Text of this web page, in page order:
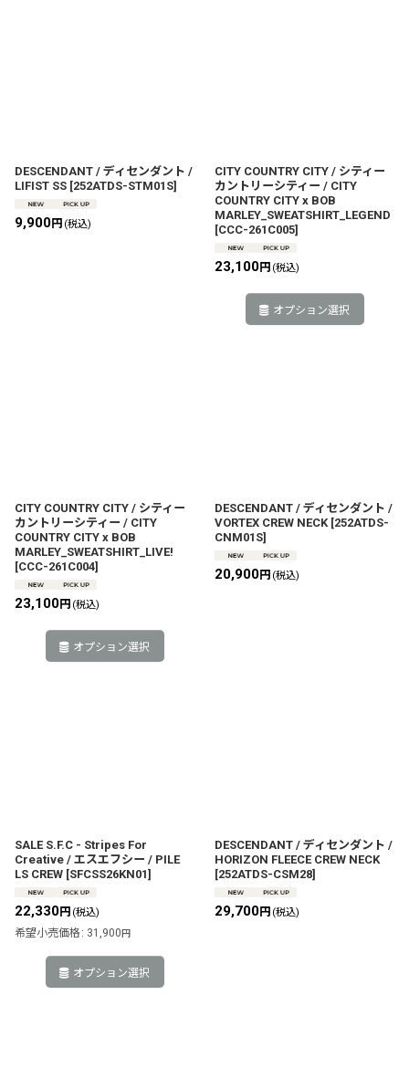
DESCENDANT / ディセンダント /
LIFIST SS [252ATDS-STM01S]
9,900円 (税込)
CITY COUNTRY CITY / シティー
カントリーシティー / CITY
COUNTRY CITY x BOB
MARLEY_SWEATSHIRT_LEGEND
[CCC-261C005]
23,100円 (税込)
オプション選択
CITY COUNTRY CITY / シティー
カントリーシティー / CITY
COUNTRY CITY x BOB
MARLEY_SWEATSHIRT_LIVE!
[CCC-261C004]
23,100円 (税込)
オプション選択
DESCENDANT / ディセンダント /
VORTEX CREW NECK [252ATDS-
CNM01S]
20,900円 (税込)
SALE S.F.C - Stripes For
Creative / エスエフシー / PILE
LS CREW [SFCSS26KN01]
22,330円 (税込)
希望小売価格 : 31,900円
オプション選択
DESCENDANT / ディセンダント /
HORIZON FLEECE CREW NECK
[252ATDS-CSM28]
29,700円 (税込)